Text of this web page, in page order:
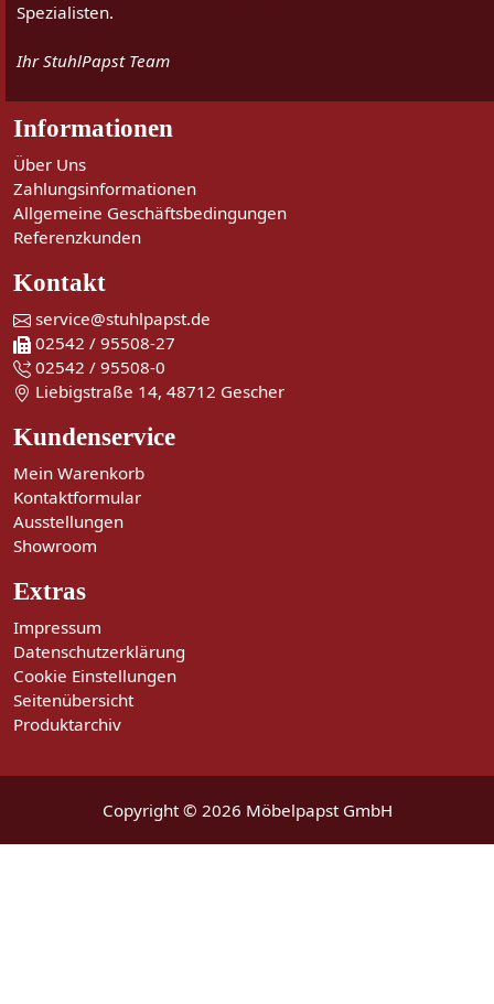
Spezialisten.
Ihr StuhlPapst Team
Informationen
Über Uns
Zahlungsinformationen
Allgemeine Geschäftsbedingungen
Referenzkunden
Kontakt
service@stuhlpapst.de
02542 / 95508-27
02542 / 95508-0
Liebigstraße 14, 48712 Gescher
Kundenservice
Mein Warenkorb
Kontaktformular
Ausstellungen
Showroom
Extras
Impressum
Datenschutzerklärung
Cookie Einstellungen
Seitenübersicht
Produktarchiv
Copyright © 2026 Möbelpapst GmbH